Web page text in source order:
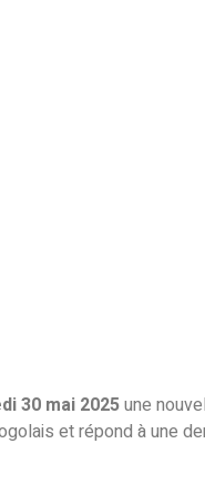
30 mai 2025une
et répond à une